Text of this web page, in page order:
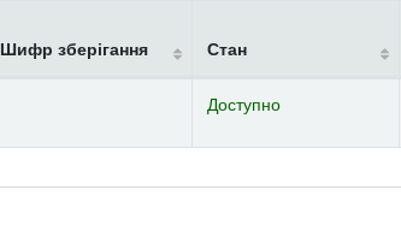
Шифр зберігання Стан
Доступно